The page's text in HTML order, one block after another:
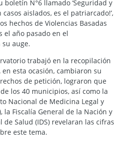
boletín N°6 llamado ‘Seguridad y
aislados, es el patriarcado!’,
hechos de Violencias Basadas
el año pasado en el
auge.
trabajó en la recopilación
esta ocasión, cambiaron su
de petición, lograron que
los 40 municipios, así como la
Nacional de Medicina Legal y
la Fiscalía General de la Nación y
Salud (IDS) revelaran las cifras
este tema.